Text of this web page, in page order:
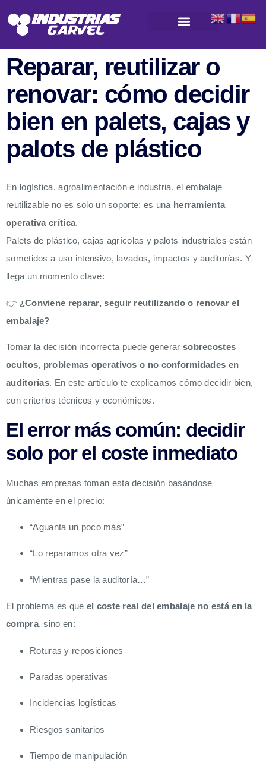
Reparar, reutilizar o
renovar: cómo decidir
bien en palets, cajas y
palots de plástico
En logística, agroalimentación e industria, el embalaje
reutilizable no es solo un soporte: es una herramienta
operativa crítica.
Palets de plástico, cajas agrícolas y palots industriales están
sometidos a uso intensivo, lavados, impactos y auditorías. Y
llega un momento clave:
👉 ¿Conviene reparar, seguir reutilizando o renovar el
embalaje?
Tomar la decisión incorrecta puede generar sobrecostes
ocultos, problemas operativos o no conformidades en
auditorías. En este artículo te explicamos cómo decidir bien,
con criterios técnicos y económicos.
El error más común: decidir
solo por el coste inmediato
Muchas empresas toman esta decisión basándose
únicamente en el precio:
“Aguanta un poco más”
“Lo reparamos otra vez”
“Mientras pase la auditoría…”
El problema es que el coste real del embalaje no está en la
compra, sino en:
Roturas y reposiciones
Paradas operativas
Incidencias logísticas
Riesgos sanitarios
Tiempo de manipulación